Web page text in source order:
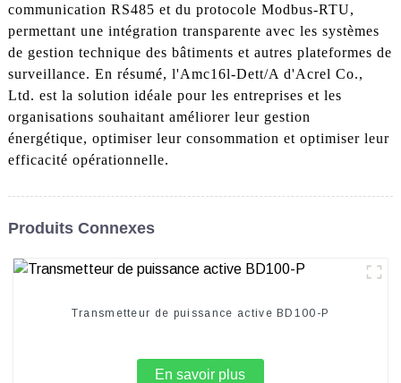
communication RS485 et du protocole Modbus-RTU,
permettant une intégration transparente avec les systèmes
de gestion technique des bâtiments et autres plateformes de
surveillance. En résumé, l'Amc16l-Dett/A d'Acrel Co.,
Ltd. est la solution idéale pour les entreprises et les
organisations souhaitant améliorer leur gestion
énergétique, optimiser leur consommation et optimiser leur
efficacité opérationnelle.
Produits Connexes
Transmetteur de puissance active BD100-P
En savoir plus